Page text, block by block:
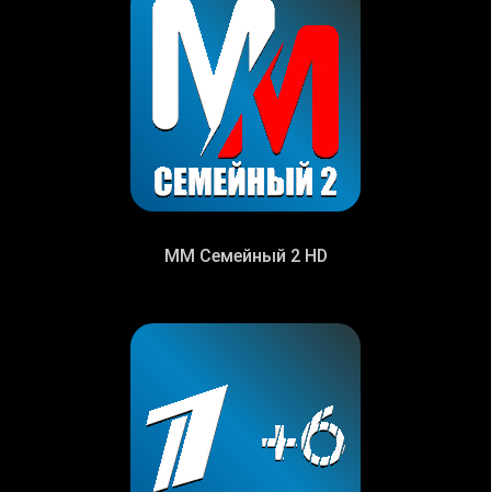
MM Семейный 2 HD